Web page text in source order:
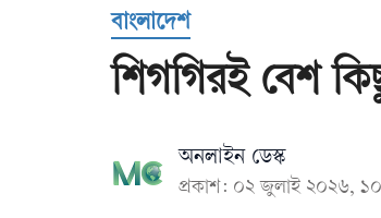
বাংলাদেশ
শিগগিরই বেশ
অনলাইন ডেস্ক
প্রকাশ: ০২ জুলাই ২০২৬,